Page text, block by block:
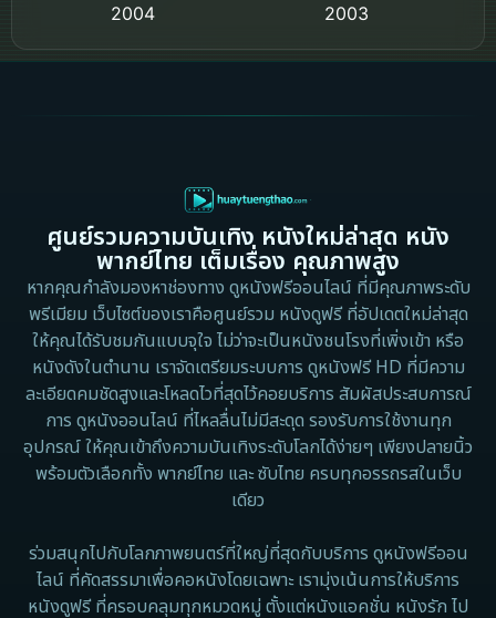
Detective สืบสวน
Disaster
Disney+
Documentary สารคดี
Documentary สารคดี
Drama ดราม่า
Drama ดราม่า
Dystopian
2004
2003
2002
2000
1983
1982
1973
1971
1962
ศูนย์รวมความบันเทิง หนังใหม่ล่าสุด หนัง
พากย์ไทย เต็มเรื่อง คุณภาพสูง
หากคุณกำลังมองหาช่องทาง ดูหนังฟรีออนไลน์ ที่มีคุณภาพระดับ
พรีเมียม เว็บไซต์ของเราคือศูนย์รวม หนังดูฟรี ที่อัปเดตใหม่ล่าสุด
ให้คุณได้รับชมกันแบบจุใจ ไม่ว่าจะเป็นหนังชนโรงที่เพิ่งเข้า หรือ
หนังดังในตำนาน เราจัดเตรียมระบบการ ดูหนังฟรี HD ที่มีความ
ละเอียดคมชัดสูงและโหลดไวที่สุดไว้คอยบริการ สัมผัสประสบการณ์
การ ดูหนังออนไลน์ ที่ไหลลื่นไม่มีสะดุด รองรับการใช้งานทุก
อุปกรณ์ ให้คุณเข้าถึงความบันเทิงระดับโลกได้ง่ายๆ เพียงปลายนิ้ว
พร้อมตัวเลือกทั้ง พากย์ไทย และ ซับไทย ครบทุกอรรถรสในเว็บ
เดียว
ร่วมสนุกไปกับโลกภาพยนตร์ที่ใหญ่ที่สุดกับบริการ ดูหนังฟรีออน
ไลน์ ที่คัดสรรมาเพื่อคอหนังโดยเฉพาะ เรามุ่งเน้นการให้บริการ
หนังดูฟรี ที่ครอบคลุมทุกหมวดหมู่ ตั้งแต่หนังแอคชั่น หนังรัก ไป